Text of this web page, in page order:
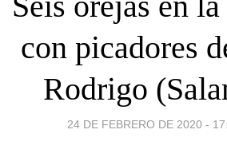
con picadores
Rodrigo
24 DE FEBRERO DE 2020 -